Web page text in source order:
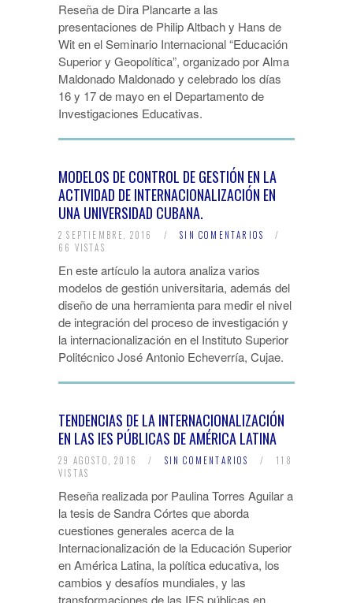
Reseña de Dira Plancarte a las
presentaciones de Philip Altbach y Hans de
Wit en el Seminario Internacional “Educación
Superior y Geopolítica”, organizado por Alma
Maldonado Maldonado y celebrado los días
16 y 17 de mayo en el Departamento de
Investigaciones Educativas.
MODELOS DE CONTROL DE GESTIÓN EN LA
ACTIVIDAD DE INTERNACIONALIZACIÓN EN
UNA UNIVERSIDAD CUBANA.
2 SEPTIEMBRE, 2016 / SIN COMENTARIOS
/
66 VISTAS
En este artículo la autora analiza varios
modelos de gestión universitaria, además del
diseño de una herramienta para medir el nivel
de integración del proceso de investigación y
la internacionalización en el Instituto Superior
Politécnico José Antonio Echeverría, Cujae.
TENDENCIAS DE LA INTERNACIONALIZACIÓN
EN LAS IES PÚBLICAS DE AMÉRICA LATINA
29 AGOSTO, 2016 / SIN COMENTARIOS /
118
VISTAS
Reseña realizada por Paulina Torres Aguilar a
la tesis de Sandra Córtes que aborda
cuestiones generales acerca de la
Internacionalización de la Educación Superior
en América Latina, la política educativa, los
cambios y desafíos mundiales, y las
transformaciones de las IES públicas en